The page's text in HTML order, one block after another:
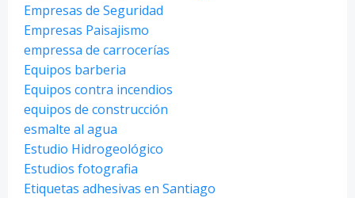
Empresas de Seguridad
Empresas Paisajismo
empressa de carrocerías
Equipos barberia
Equipos contra incendios
equipos de construcción
esmalte al agua
Estudio Hidrogeológico
Estudios fotografia
Etiquetas adhesivas en Santiago